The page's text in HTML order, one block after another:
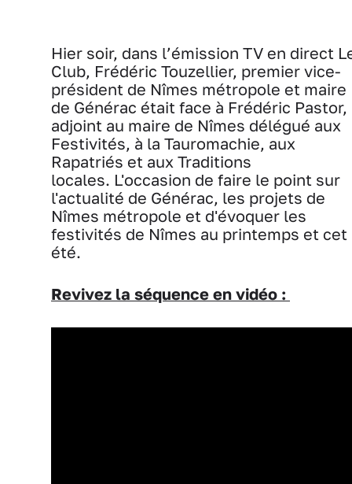
Hier soir, dans l’émission TV en direct
Club, Frédéric Touzellier, premier vice-
président de Nîmes métropole et maire
de Générac était face à Frédéric Pastor,
adjoint au maire de Nîmes délégué aux
Festivités, à la Tauromachie, aux
Rapatriés et aux Traditions
locales. L'occasion de faire le point sur
l'actualité de Générac, les projets de
Nîmes métropole et d'évoquer les
festivités de Nîmes au printemps et cet
été.
Revivez la séquence en vidéo :